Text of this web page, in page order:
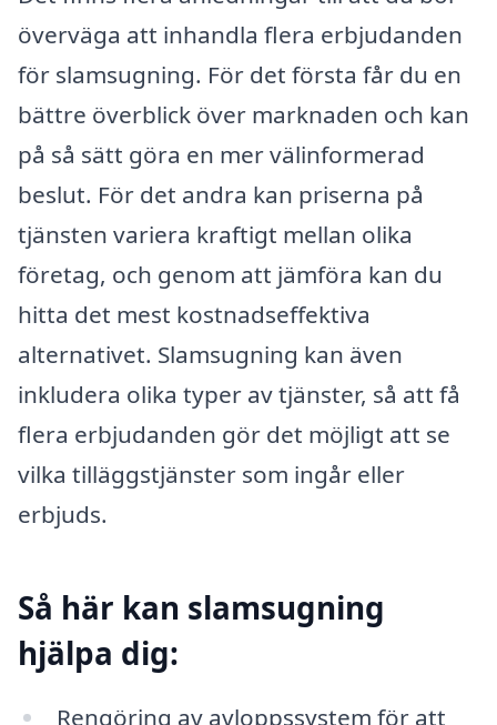
överväga att inhandla flera erbjudanden
för slamsugning. För det första får du en
bättre överblick över marknaden och kan
på så sätt göra en mer välinformerad
beslut. För det andra kan priserna på
tjänsten variera kraftigt mellan olika
företag, och genom att jämföra kan du
hitta det mest kostnadseffektiva
alternativet. Slamsugning kan även
inkludera olika typer av tjänster, så att få
flera erbjudanden gör det möjligt att se
vilka tilläggstjänster som ingår eller
erbjuds.
Så här kan slamsugning
hjälpa dig:
Rengöring av avloppssystem för att